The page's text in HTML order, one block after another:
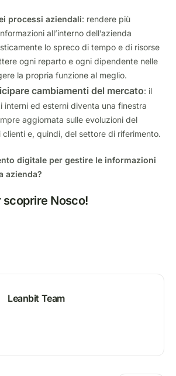
processi aziendali: rendere più
all’interno dell’azienda
lo spreco di tempo e di risorse
ogni reparto e ogni dipendente nelle
la propria funzione al meglio.
cambiamenti del mercato: il
interni ed esterni diventa una finestra
aggiornata sulle evoluzioni del
e, quindi, del settore di riferimento.
digitale per gestire le informazioni
azienda?
scoprire Nosco!
Leanbit Team